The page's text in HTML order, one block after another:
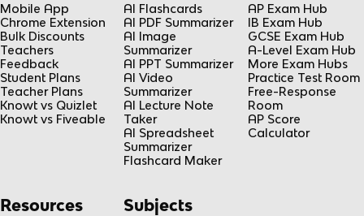
Mobile App
Chrome Extension
Bulk Discounts
Teachers
Feedback
Student Plans
Teacher Plans
Knowt vs Quizlet
Knowt vs Fiveable
AI Flashcards
AI PDF Summarizer
AI Image
Summarizer
AI PPT Summarizer
AI Video
Summarizer
AI Lecture Note
Taker
AI Spreadsheet
Summarizer
Flashcard Maker
AP Exam Hub
IB Exam Hub
GCSE Exam Hub
A-Level Exam Hub
More Exam Hubs
Practice Test Room
Free-Response
Room
AP Score
Calculator
Resources Subjects